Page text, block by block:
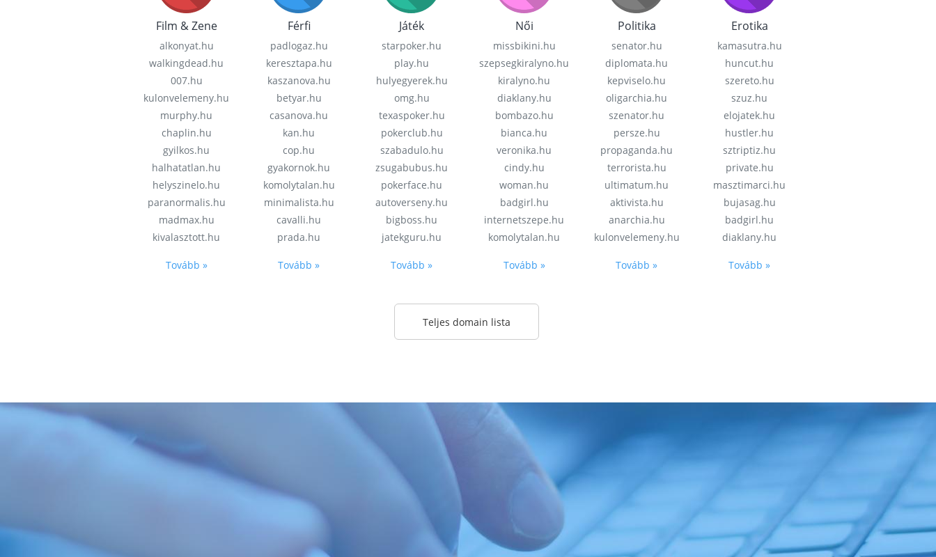
Film & Zene
alkonyat.hu
walkingdead.hu
007.hu
kulonvelemeny.hu
murphy.hu
chaplin.hu
gyilkos.hu
halhatatlan.hu
helyszinelo.hu
paranormalis.hu
madmax.hu
kivalasztott.hu
Tovább »
Férfi
padlogaz.hu
keresztapa.hu
kaszanova.hu
betyar.hu
casanova.hu
kan.hu
cop.hu
gyakornok.hu
komolytalan.hu
minimalista.hu
cavalli.hu
prada.hu
Tovább »
Játék
starpoker.hu
play.hu
hulyegyerek.hu
omg.hu
texaspoker.hu
pokerclub.hu
szabadulo.hu
zsugabubus.hu
pokerface.hu
autoverseny.hu
bigboss.hu
jatekguru.hu
Tovább »
Női
missbikini.hu
szepsegkiralyno.hu
kiralyno.hu
diaklany.hu
bombazo.hu
bianca.hu
veronika.hu
cindy.hu
woman.hu
badgirl.hu
internetszepe.hu
komolytalan.hu
Tovább »
Politika
senator.hu
diplomata.hu
kepviselo.hu
oligarchia.hu
szenator.hu
persze.hu
propaganda.hu
terrorista.hu
ultimatum.hu
aktivista.hu
anarchia.hu
kulonvelemeny.hu
Tovább »
Erotika
kamasutra.hu
huncut.hu
szereto.hu
szuz.hu
elojatek.hu
hustler.hu
sztriptiz.hu
private.hu
masztimarci.hu
bujasag.hu
badgirl.hu
diaklany.hu
Tovább »
Teljes domain lista